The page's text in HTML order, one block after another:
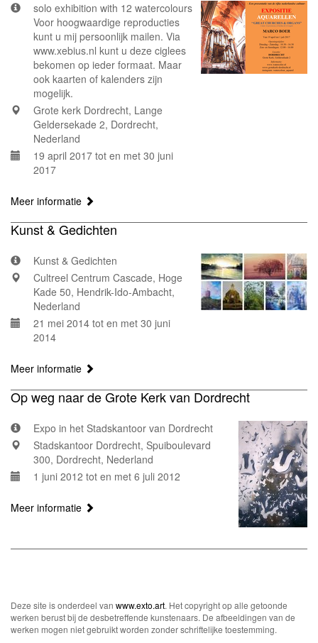
solo exhibition with 12 watercolours
Voor hoogwaardige reproducties
kunt u mij persoonlijk mailen. Via
www.xebius.nl kunt u deze ciglees
bekomen op ieder formaat. Maar
ook kaarten of kalenders zijn
mogelijk.
Grote kerk Dordrecht, Lange
Geldersekade 2, Dordrecht,
Nederland
19 april 2017 tot en met 30 juni
2017
Meer informatie
Kunst & Gedichten
Kunst & Gedichten
Cultreel Centrum Cascade, Hoge
Kade 50, Hendrik-Ido-Ambacht,
Nederland
21 mei 2014 tot en met 30 juni
2014
Meer informatie
Op weg naar de Grote Kerk van Dordrecht
Expo in het Stadskantoor van Dordrecht
Stadskantoor Dordrecht, Spuiboulevard
300, Dordrecht, Nederland
1 juni 2012 tot en met 6 juli 2012
Meer informatie
Deze site is onderdeel van www.exto.art. Het copyright op alle getoonde
werken berust bij de desbetreffende kunstenaars. De afbeeldingen van de
werken mogen niet gebruikt worden zonder schriftelijke toestemming.